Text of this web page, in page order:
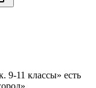
9-11 классы» есть